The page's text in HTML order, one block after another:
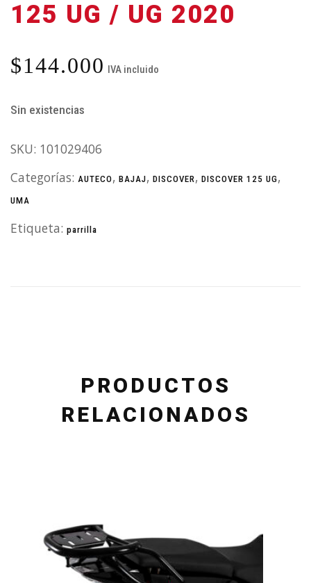
125 UG / UG 2020
$144.000 IVA incluido
Sin existencias
SKU: 101029406
Categorías: AUTECO, BAJAJ, DISCOVER, DISCOVER 125 UG,
UMA
Etiqueta: parrilla
PRODUCTOS
RELACIONADOS